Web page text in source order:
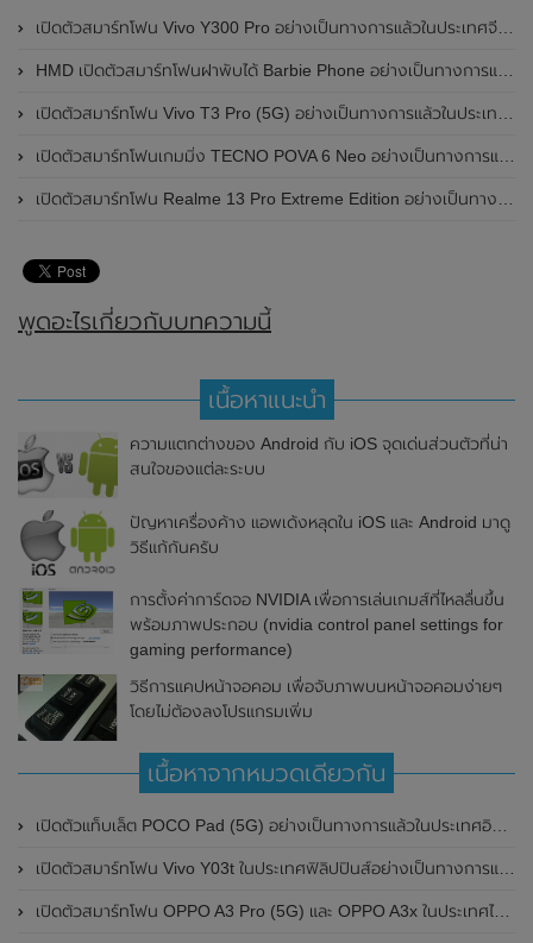
เปิดตัวสมาร์ทโฟน Vivo Y300 Pro อย่างเป็นทางการแล้วในประเทศจีน มาพร้อมดีไซน์พรีเมี่ยม ทนทาน และแบตเตอรี่สุดอึดขนาดใหญ่ 6,500mAh พร้อมรองรับการชาร์จไว 80W
HMD เปิดตัวสมาร์ทโฟนฝาพับได้ Barbie Phone อย่างเป็นทางการแล้ว มาพร้อมธีมสีชมพูสดใส
เปิดตัวสมาร์ทโฟน Vivo T3 Pro (5G) อย่างเป็นทางการแล้วในประเทศอินเดีย
เปิดตัวสมาร์ทโฟนเกมมิ่ง TECNO POVA 6 Neo อย่างเป็นทางการแล้วในประเทศไทย ในราคา 8,499 บาท
เปิดตัวสมาร์ทโฟน Realme 13 Pro Extreme Edition อย่างเป็นทางการแล้วในประเทศจีน
พูดอะไรเกี่ยวกับบทความนี้
เนื้อหาแนะนำ
ความแตกต่างของ Android กับ iOS จุดเด่นส่วนตัวที่น่า
สนใจของแต่ละระบบ
ปัญหาเครื่องค้าง แอพเด้งหลุดใน iOS และ Android มาดู
วิธีแก้กันครับ
การตั้งค่าการ์ดจอ NVIDIA เพื่อการเล่นเกมส์ที่ไหลลื่นขึ้น
พร้อมภาพประกอบ (nvidia control panel settings for
gaming performance)
วิธีการแคปหน้าจอคอม เพื่อจับภาพบนหน้าจอคอมง่ายๆ
โดยไม่ต้องลงโปรแกรมเพิ่ม
เนื้อหาจากหมวดเดียวกัน
เปิดตัวแท็บเล็ต POCO Pad (5G) อย่างเป็นทางการแล้วในประเทศอินเดีย มาพร้อมชิปเซ็ต Snapdragon 7s Gen 2 ของ Qualcomm และรองรับเครือข่าย 5G
เปิดตัวสมาร์ทโฟน Vivo Y03t ในประเทศฟิลิปปินส์อย่างเป็นทางการแล้ว มาพร้อมชิปเซ็ต Unisoc T612 , กล้องหลัง ความละเอียด 13MP , แบตเตอรี่ 5,000mAh และหน้าจอแสดงผล LCD / 90Hz
เปิดตัวสมาร์ทโฟน OPPO A3 Pro (5G) และ OPPO A3x ในประเทศไทยอย่างเป็นทางการแล้ว ในราคาเริ่มต้นเพียง 3,999 บาท